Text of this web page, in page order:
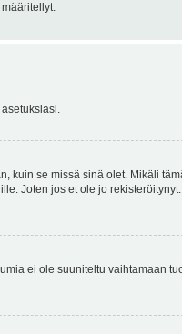
kuin se missä sinä olet. Mikäli
Joten jos et ole jo
ei ole suuniteltu vaihtamaan